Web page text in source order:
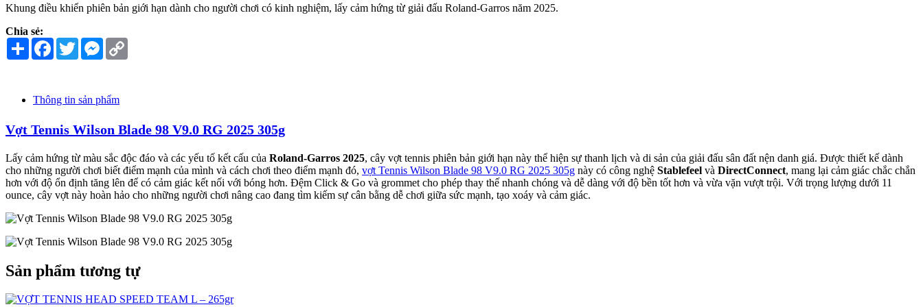
Khung điều khiển phiên bản giới hạn dành cho người chơi có kinh nghiệm, lấy cảm hứng từ giải đấu Roland-Garros năm 2025.
Chia sẻ:
Share Facebook
TwitterMessenger
Thông tin sản phẩm
Vợt Tennis Wilson Blade 98 V9.0 RG 2025 305g
Lấy cảm hứng từ màu sắc độc đáo và các yếu tố kết cấu của Roland-Garros 2025, cây vợt tennis phiên bản giới hạn này thể hiện sự thanh lịch và di sản của giải đấu sân đất nện danh giá. Được thiết kế dành
cho những người chơi biết điểm mạnh của mình và cách chơi theo điểm mạnh đó, vợt Tennis Wilson Blade 98 V9.0 RG 2025 305g này có công nghệ Stablefeel và DirectConnect, mang lại cảm giác chắc chắn
hơn với độ ổn định tăng lên để có cảm giác kết nối với bóng hơn. Đệm Click & Go và grommet cho phép thay thế nhanh chóng và dễ dàng với độ bền tốt hơn và vừa vặn vượt trội. Với trọng lượng dưới 11
ounce, cây vợt này hoàn hảo cho những người chơi nâng cao đang tìm kiếm sự cân bằng dễ chơi giữa sức mạnh, tạo xoáy và cảm giác.
Sản phẩm tương tự